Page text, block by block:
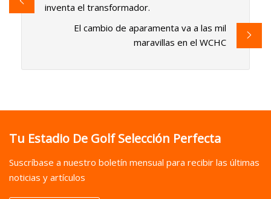
inventa el transformador.
El cambio de aparamenta va a las mil
maravillas en el WCHC
Tu Estadio De Golf Selección Perfecta
Suscríbase a nuestro boletín mensual para recibir las últimas
noticias y artículos